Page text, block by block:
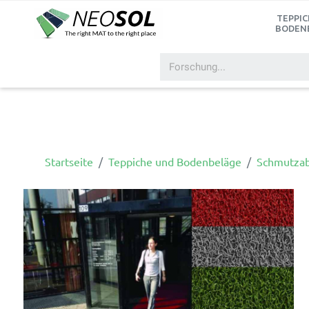
Startseite Teppiche und Bodenbeläge